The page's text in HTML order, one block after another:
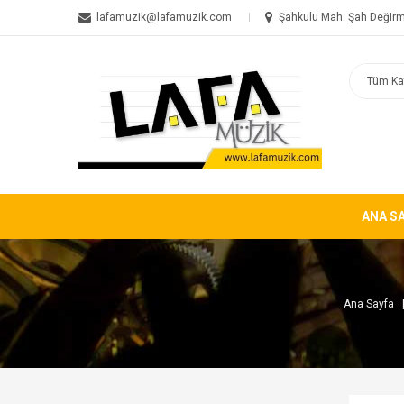
lafamuzik@lafamuzik.com Şahkulu Mah. Şah
ANA
Ana Sayfa